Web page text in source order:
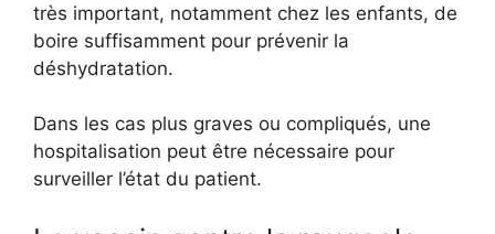
très important, notamment chez les enfants, de
boire suffisamment pour prévenir la
déshydratation.
Dans les cas plus graves ou compliqués, une
hospitalisation peut être nécessaire pour
surveiller l’état du patient.